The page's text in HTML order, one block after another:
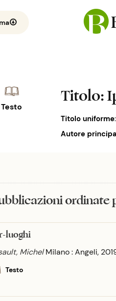
Testo Titolo:
Titolo uniforme:
Autore
ordinate
luoghi
Michel Milano : Angeli,
Testo